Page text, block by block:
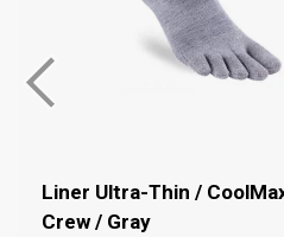
Liner Ultra-Thin /
Crew / Gray